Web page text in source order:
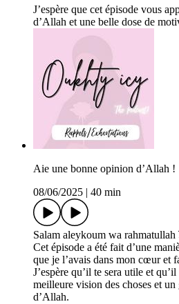
J’espère que cet épisode vous
d’Allah et une belle dose de
Aie une bonne opinion d’Allah !
08/06/2025
40 min
Salam aleykoum wa rahmatullah
Cet épisode a été fait d’une
que je l’avais dans mon cœur et
J’espère qu’il te sera utile et
meilleure vision des choses et
d’Allah.